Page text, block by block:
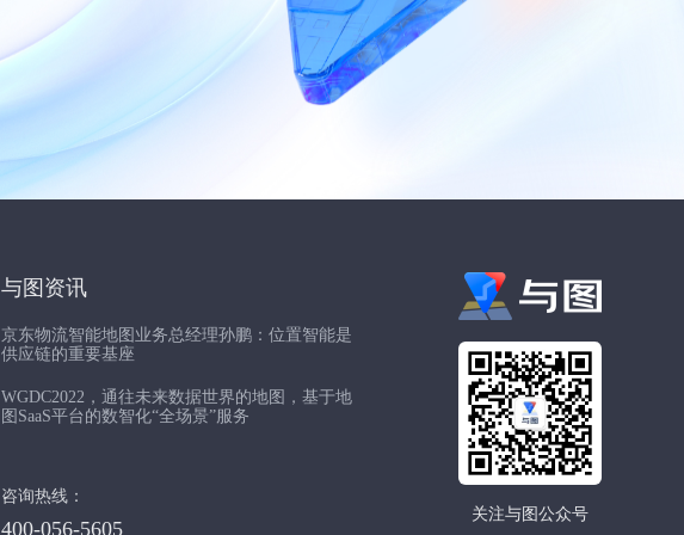
与图资讯
京东物流智能地图业务总经理孙鹏：位置智能是
供应链的重要基座
WGDC2022，通往未来数据世界的地图，基于地
图SaaS平台的数智化“全场景”服务
咨询热线：
400-056-5605
关注与图公众号